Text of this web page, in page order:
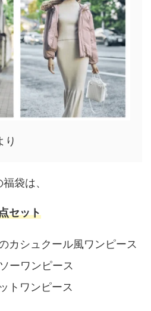
り
袋は、
セット
カシュクール風ワンピース
ーワンピース
トワンピース